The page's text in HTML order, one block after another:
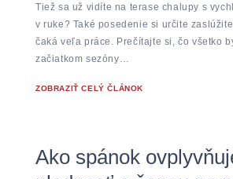
Tiež sa už vidíte na terase chalupy s
v ruke? Také posedenie si určite
čaká veľa práce. Prečítajte si, čo všetko
začiatkom sezóny…
ZOBRAZIŤ CELÝ ČLÁNOK
Ako spánok